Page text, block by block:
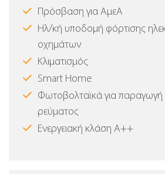
Πρόσβαση για ΑμεΑ
Ηλ/κή υποδομή φόρτισης
οχημάτων
Κλιματισμός
Smart Home
Φωτοβολταϊκά για παραγωγή
ρεύματος
Ενεργειακή κλάση Α++